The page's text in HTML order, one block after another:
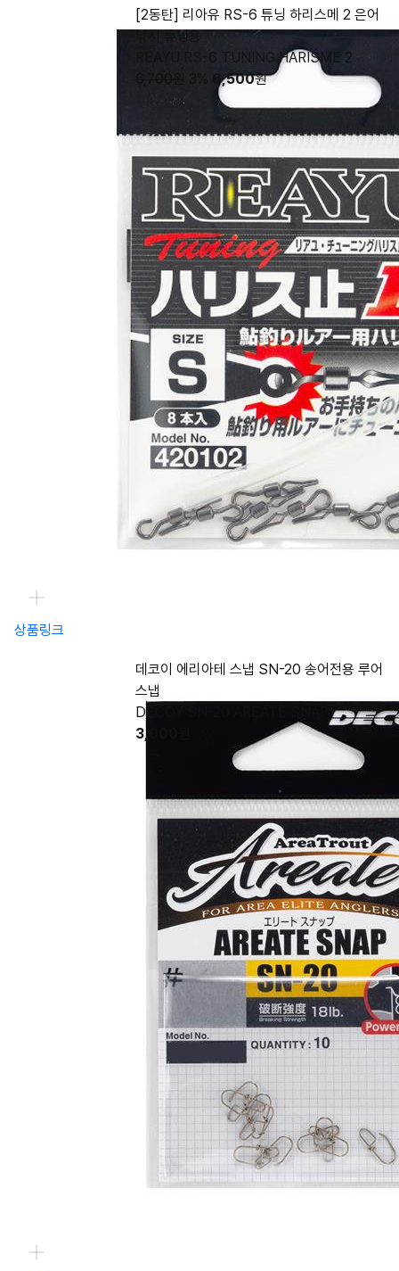
[2동탄] 리아유 RS-6 튜닝 하리스메 2 은어
낚시 튜닝용
REAYU RS-6 TUNING HARISME 2
6,700원
6,500원
상품링크
데코이 에리아테 스냅 SN-20 송어전용 루어
스냅
DECOY SN-20 AREATE SNAP
3,000